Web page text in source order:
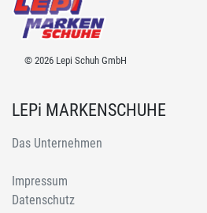
© 2026 Lepi Schuh GmbH
LEPi MARKENSCHUHE
Das Unternehmen
Impressum
Datenschutz